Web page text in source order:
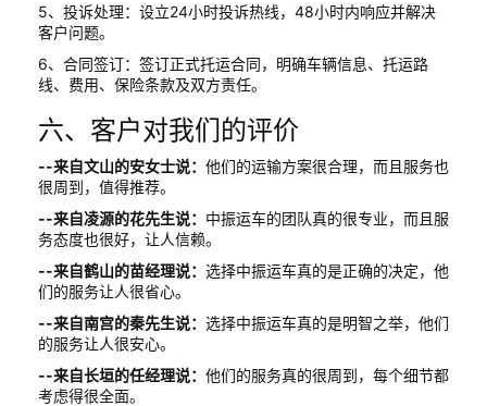
5、投诉处理：设立24小时投诉热线，48小时内响应并解决
客户问题。
6、合同签订：签订正式托运合同，明确车辆信息、托运路
线、费用、保险条款及双方责任。
六、客户对我们的评价
--来自文山的安女士说： 他们的运输方案很合理，而且服务也
很周到，值得推荐。
--来自凌源的花先生说： 中振运车的团队真的很专业，而且服
务态度也很好，让人信赖。
--来自鹤山的苗经理说： 选择中振运车真的是正确的决定，他
们的服务让人很省心。
--来自南宫的秦先生说： 选择中振运车真的是明智之举，他们
的服务让人很安心。
--来自长垣的任经理说： 他们的服务真的很周到，每个细节都
考虑得很全面。